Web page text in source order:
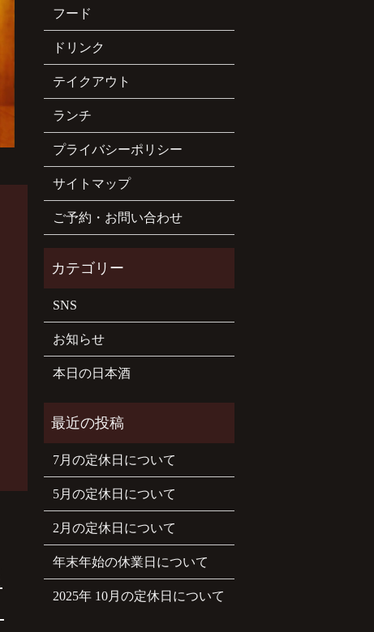
フード
ドリンク
テイクアウト
ランチ
プライバシーポリシー
サイトマップ
ご予約・お問い合わせ
SNS
お知らせ
本日の日本酒
7月の定休日について
5月の定休日について
2月の定休日について
年末年始の休業日について
2025年 10月の定休日について